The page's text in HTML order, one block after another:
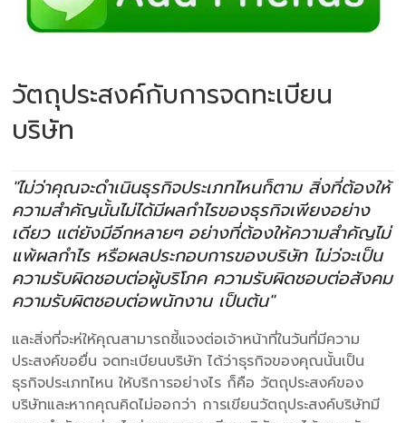
วัตถุประสงค์กับการจดทะเบียน
บริษัท
"ไม่ว่าคุณจะดำเนินธุรกิจประเภทไหนก็ตาม สิ่งที่ต้องให้
ความสำคัญนั้นไม่ได้มีผลกำไรของธุรกิจเพียงอย่าง
เดียว แต่ยังมีอีกหลายๆ อย่างที่ต้องให้ความสำคัญไม่
แพ้ผลกำไร หรือผลประกอบการของบริษัท ไม่ว่จะเป็น
ความรับผิดชอบต่อผู้บริโภค ความรับผิดชอบต่อสังคม
ความรับผิตชอบต่อพนักงาน เป็นต้น"
และสิ่งที่จะห่ให้คุณสามารถชี้แจงต่อเจ้าหน้าที่ในวันที่มีความ
ประสงค์ขอยื่น จดทะเบียนบริษัท ได้ว่าธุรกิจของคุณนั้นเป็น
ธุรกิจประเภทไหน ให้บริการอย่างไร ก็คือ วัตถุประสงค์ของ
บริษัทและหากคุณคิดไม่ออกว่า การเขียนวัตถุประสงค์บริษัทมี